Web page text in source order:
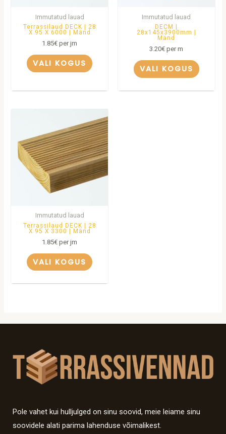
Immutatud lauad
Terrassilaud DECK | 28
X 95 X 6000 | Mänd
1.85€ per jm
VALI KOGUS
Immutatud lauad
DECM |
28x145x3900mm |
Mänd
3.20€ per m
VALI KOGUS
Immutatud lauad
Terrassilaud DECK | 28
X 95 X 3300 | Mänd
1.85€ per jm
VALI KOGUS
Pole vahet kui hulljulged on sinu soovid, meie leiame sinu
soovidele alati parima lahenduse võimalikest.